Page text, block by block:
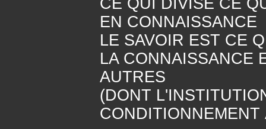
CE QUI DIVISE CE
EN CONNAISSANCE
LE SAVOIR EST CE
LA CONNAISSANCE
AUTRES
(DONT
CONDITIONNEMENT